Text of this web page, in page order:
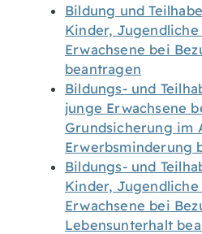
Bildung und
Kinder,
Erwachsene bei
beantragen
Bildungs- und
junge Erwachsene
Grundsicherung im
Erwerbsminderung
Bildungs- und
Kinder,
Erwachsene bei
Lebensunterhalt